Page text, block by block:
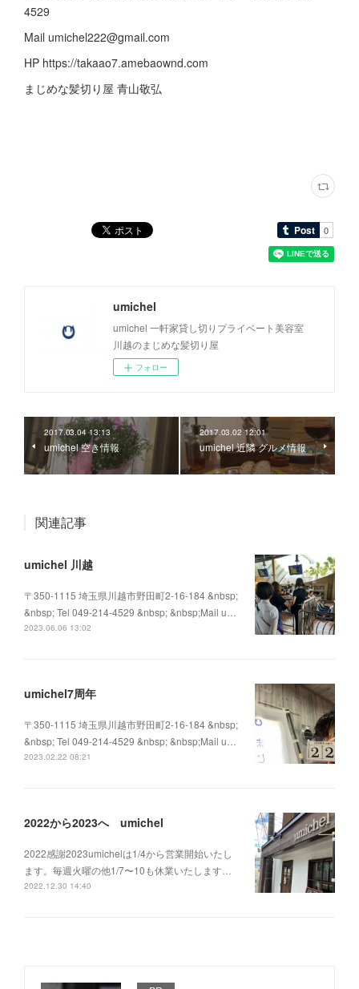
4529
Mail umichel222@gmail.com
HP https://takaao7.amebaownd.com
まじめな髪切り屋 青山敬弘
umichel
umichel 一軒家貸し切りプライベート美容室
川越のまじめな髪切り屋
フォロー
2017.03.04 13:13
umichel 空き情報
2017.03.02 12:01
umichel 近隣 グルメ情報
関連記事
umichel 川越
〒350-1115 埼玉県川越市野田町2-16-184 &nbsp;
&nbsp; Tel 049-214-4529 &nbsp; &nbsp;Mail u…
2023.06.06 13:02
umichel7周年
〒350-1115 埼玉県川越市野田町2-16-184 &nbsp;
&nbsp; Tel 049-214-4529 &nbsp; &nbsp;Mail u…
2023.02.22 08:21
2022から2023へ umichel
2022感謝2023umichelは1/4から営業開始いたし
ます。毎週火曜の他1/7〜10も休業いたします…
2022.12.30 14:40